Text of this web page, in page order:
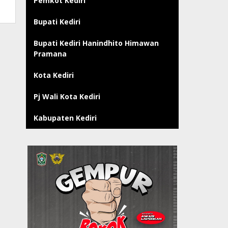
Bupati Kediri
Bupati Kediri Hanindhito Himawan
Pramana
Kota Kediri
Pj Wali Kota Kediri
Kabupaten Kediri